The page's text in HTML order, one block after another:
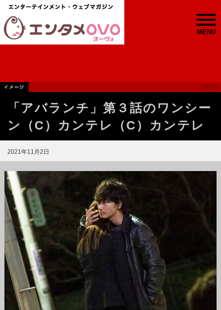
MENU
「アバランチ」第３話のワンシー
ン（C）カンテレ（C）カンテレ
2021年11月2日